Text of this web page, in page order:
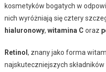
kosmetyków bogatych w
nich wyróżniają się cztery
hialuronowy, witamina C oraz
Retinol , znany jako forma
najskuteczniejszych